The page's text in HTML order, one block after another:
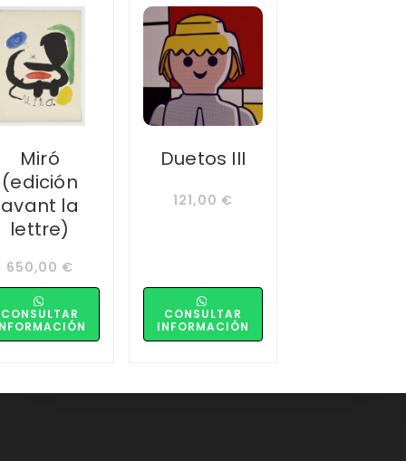
Miró
(edición
avant la
lettre)
650,00 €
CONSULTAR
Duetos III
121,00 €
CONSULTAR
INFORMACIÓN